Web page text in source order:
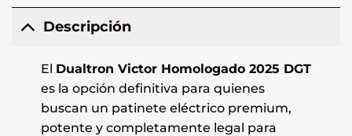
Descripción
El Dualtron Victor Homologado 2025 DGT
es la opción definitiva para quienes
buscan un patinete eléctrico premium,
potente y completamente legal para